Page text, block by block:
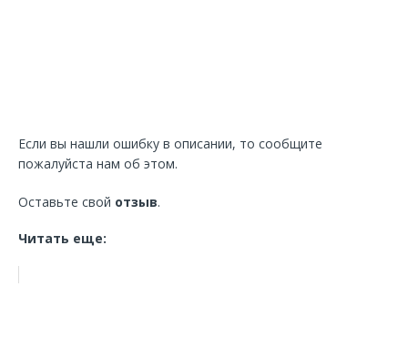
Если вы нашли ошибку в описании, то сообщите
пожалуйста нам об этом.
Оставьте свой отзыв.
Читать еще: